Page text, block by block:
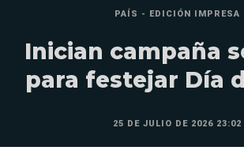
PAÍS - EDICIÓN IMPRESA
Inician campaña
para festejar Día
25 DE JULIO DE 2026 23:02